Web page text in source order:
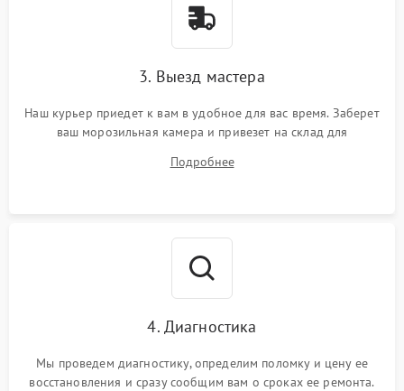
3. Выезд мастера
Наш курьер приедет к вам в удобное для вас время. Заберет
ваш морозильная камера и привезет на склад для
Подробнее
4. Диагностика
Мы проведем диагностику, определим поломку и цену ее
восстановления и сразу сообщим вам о сроках ее ремонта.